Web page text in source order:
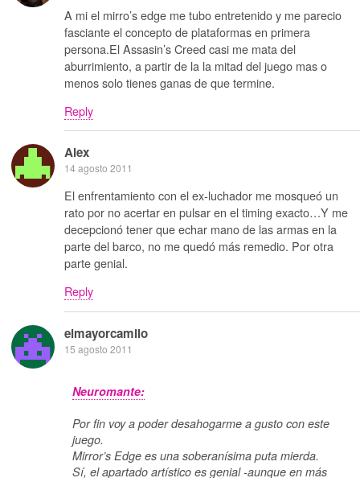
A mi el mirro’s edge me tubo entretenido y me parecio
fasciante el concepto de plataformas en primera
persona.El Assasin’s Creed casi me mata del
aburrimiento, a partir de la la mitad del juego mas o
menos solo tienes ganas de que termine.
Reply
Alex
14 agosto 2011
El enfrentamiento con el ex-luchador me mosqueó un
rato por no acertar en pulsar en el timing exacto…Y me
decepcionó tener que echar mano de las armas en la
parte del barco, no me quedó más remedio. Por otra
parte genial.
Reply
elmayorcamilo
15 agosto 2011
Neuromante:
Por fin voy a poder desahogarme a gusto con este
juego.
Mirror’s Edge es una soberanísima puta mierda.
Sí, el apartado artístico es genial -aunque en más